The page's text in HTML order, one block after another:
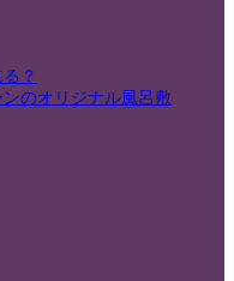
？
のオリジナル風呂敷